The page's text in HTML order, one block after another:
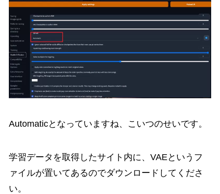
Automaticとなっていますね、こいつのせいです。
学習データを取得したサイト内に、VAEというフ
ァイルが置いてあるのでダウンロードしてくださ
い。